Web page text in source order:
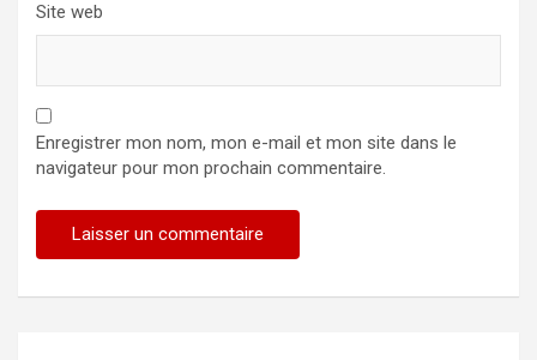
Site web
Enregistrer mon nom, mon e-mail et mon site dans le
navigateur pour mon prochain commentaire.